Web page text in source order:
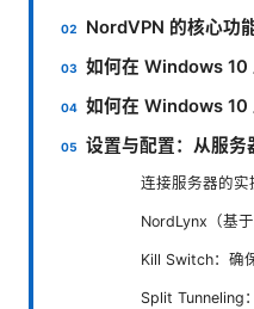
NordVPN 的核心功
如何在 Windows 10
如何在 Windows 10
设置与配置：从服务
连接服务器的实
NordLynx（基
Kill Switch：确
Split Tunneling